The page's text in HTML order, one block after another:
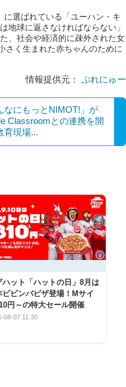
に選ばれている「ユーハン・キ
地球に返さなければならない」
、社会や経済的に疎外された女
さく生まれた赤ちゃんのために
情報提供元： ぷれにゅー
なにもっとNIMOT!」が
Classroomとの連携を開
育現場...
ハット「ハットの日」8月は
ビビンバピザ登場！Mサイ
円～の特大セール開催
08-07 11:30